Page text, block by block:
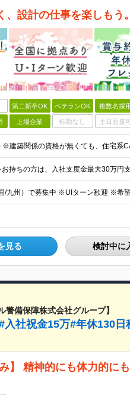
設計の仕事を楽しもう。
第二新卒OK ベテランOK 複数名採
上場企業 転勤なし 土日面接可
見る 検討中に
備保障株式会社グループ】
社祝金15万#年休130日
】 精神的にも体力的に